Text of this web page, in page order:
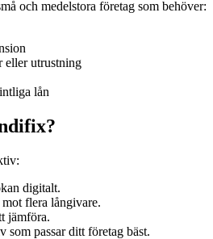
och medelstora företag som behöver:
eller utrustning
lån
digitalt.
flera långivare.
jämföra.
som passar ditt företag bäst.